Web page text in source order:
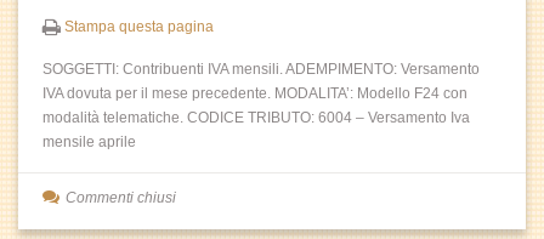
Stampa questa pagina
SOGGETTI: Contribuenti IVA mensili. ADEMPIMENTO: Versamento
IVA dovuta per il mese precedente. MODALITA’: Modello F24 con
modalità telematiche. CODICE TRIBUTO: 6004 – Versamento Iva
mensile aprile
Commenti chiusi